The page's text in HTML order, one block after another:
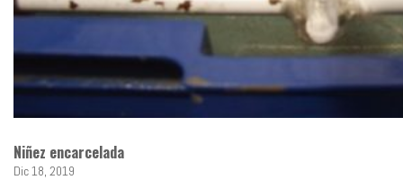
Niñez encarcelada
Dic 18, 2019